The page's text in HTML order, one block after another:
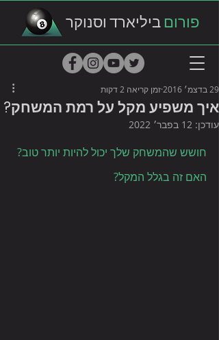
פורום ביליארד וסנוקר
איך משפיע מקל על רמת המשחק?
29 בדצמ׳ 2016 זמן קריאה 2 דקות
עודכן: 12 בפבר׳ 2022
חושש שהמשחק שלך יכול להיות יותר טוב?
האם זה בגלל המקל?